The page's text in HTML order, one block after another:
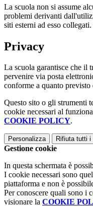
La scuola non si assume
problemi derivanti
siti esterni ad esso collegati.
Privacy
La scuola garantisce che il
pervenire via posta
conforme a quanto
Questo sito o gli strumenti
cookie necessari al
COOKIE POLICY.
Personalizza Rifiuta tutti i
Gestione cookie
In questa schermata è
I cookie necessari sono
piattaforma e non è
Per conoscere quali sono i
visionare la COOKIE